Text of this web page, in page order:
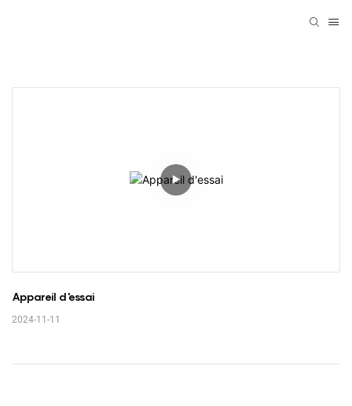
Appareil d'essai
2024-11-11